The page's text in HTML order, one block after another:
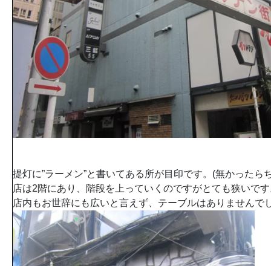
提灯に”ラーメン”と書いてある所が目印です。(無かったら
店は2階にあり、階段を上っていくのですがとても狭いで
店内もお世辞にも広いと言えず、テーブルはありませんで